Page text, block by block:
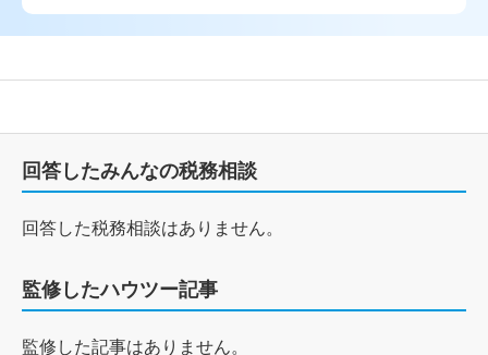
回答したみんなの税務相談
回答した税務相談はありません。
監修したハウツー記事
監修した記事はありません。